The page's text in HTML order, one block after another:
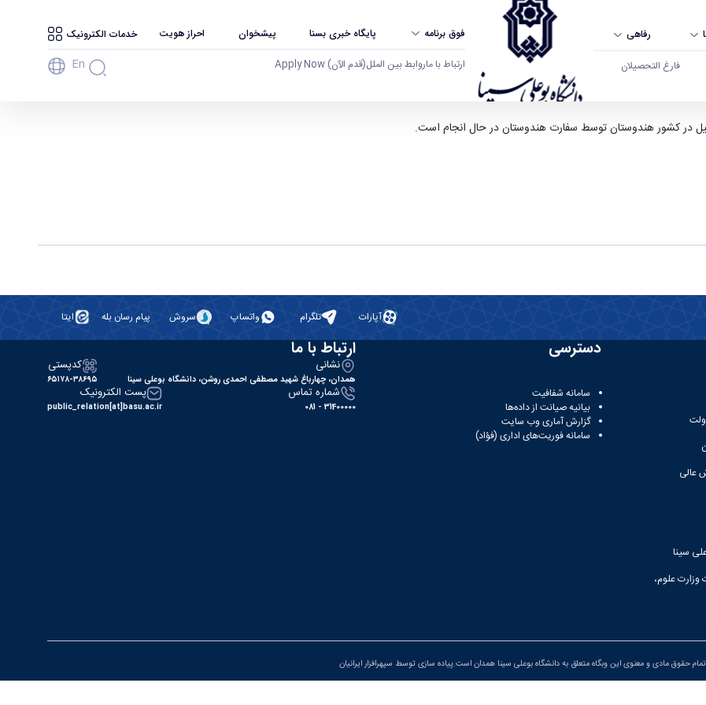
رفاهی
فارغ التحصیلان
فوق برنامه پایگاه خبری بسنا پیشخوان احراز هویت خدمات الکترونیک
ارتباط با ماروابط بین الملل(قدم الآن) Apply Now En
بوعلی سینا همدان
آپارات تلگرام واتساپ سروش پیام رسان بله ایتا
عالی
سینا
وزارت علوم،
دسترسی
سامانه شفافیت
بیانیه صیانت از داده‌ها
گزارش آماری وب‌ سایت
سامانه فوریت‌های اداری (فؤاد)
ارتباط با ما
نشانی
همدان، چهارباغ شهید مصطفی احمدی روشن، دانشگاه بوعلی سینا
کدپستی
۶۵۱۷۸-۳۸۶۹۵
شماره تماس
31400000 - 081
پست الکترونیک
public_relation[at]basu.ac.ir
تمام حقوق مادی و معنوی این وبگاه متعلق به دانشگاه بوعلی سینا همدان است.پیاده سازی توسط سپهرافزار ایرانیان